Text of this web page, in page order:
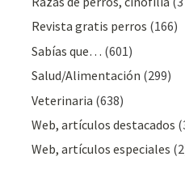
Revista gratis perros (166)
Sabías que… (601)
Salud/Alimentación (299)
Veterinaria (638)
Web, artículos destacados
Web, artículos especiales